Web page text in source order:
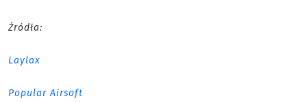
Źródła:
Laylax
Popular Airsoft